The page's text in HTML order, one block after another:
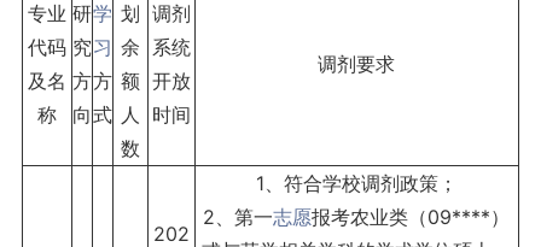
专业
代码
及名
称
研
究
方
向
学
习
方
式
划
余
额
人
数
调剂
系统
开放
时间
调剂要求
202
1、符合学校调剂政策；
2、第一志愿报考农业类（09****）